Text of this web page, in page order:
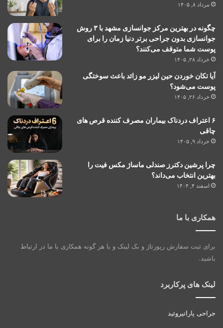
مرداد ۸, ۱۴۰۵
چگونه در بهترین مرکز جوانسازی مشهد با ۳ روش
جوانسازی بدون جراحی برتر دنیا زمان را برای
پوست شما متوقف می‌کنند؟
خرداد ۲۸, ۱۴۰۵
آیا تکان خوردن حین لیزر مو زائد باعث سوختگی
پوست می‌شود؟
خرداد ۲۶, ۱۴۰۵
۶ اعتراف دردناک بیماران مصرف کننده قرص های
چاقی
خرداد ۹, ۱۴۰۵
چرا پرشین دکترز صندلی ماساژ مکس فیت را
بهترین انتخاب می‌داند؟
اسفند ۴, ۱۴۰۴
همکاری با ما
برای ثبت سفارش رپورتاژ و بک لینک و یا هر گونه همکاری با ما در ارتباط
باشید.
لینک های پرکاربرد
جراحی پاراتیروئید